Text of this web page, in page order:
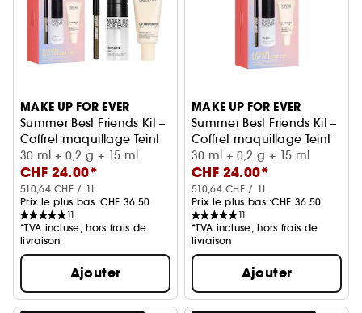
MAKE UP FOR EVER
Summer Best Friends Kit –
Coffret maquillage Teint
30 ml + 0,2 g + 15 ml
CHF 24.00*
510,64 CHF / 1L
Prix le plus bas :CHF 36.50
11
*TVA incluse, hors frais de
livraison
Ajouter
MAKE UP FOR EVER
Summer Best Friends Kit –
Coffret maquillage Teint
30 ml + 0,2 g + 15 ml
CHF 24.00*
510,64 CHF / 1L
Prix le plus bas :CHF 36.50
11
*TVA incluse, hors frais de
livraison
Ajouter